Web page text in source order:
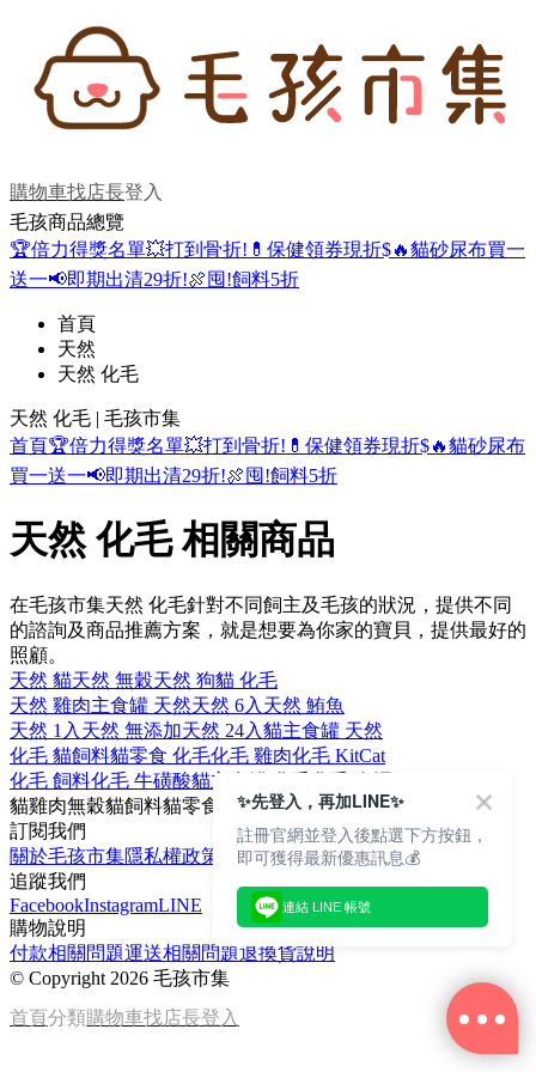
購物車找店長登入
毛孩商品總覽
🏆倍力得獎名單💥打到骨折! 💊保健領券現折$🔥貓砂尿布買一
送一📢即期出清29折!🍖囤!飼料5折
首頁
天然
天然 化毛
天然 化毛 | 毛孩市集
首頁🏆倍力得獎名單💥打到骨折! 💊保健領券現折$🔥貓砂尿布
買一送一📢即期出清29折!🍖囤!飼料5折
天然 化毛 相關商品
在毛孩市集天然 化毛針對不同飼主及毛孩的狀況，提供不同
的諮詢及商品推薦方案，就是想要為你家的寶貝，提供最好的
照顧。
天然 貓天然 無穀天然 狗貓 化毛
天然 雞肉主食罐 天然天然 6入 天然 鮪魚
天然 1入 天然 無添加天然 24入貓主食罐 天然
化毛 貓飼料貓零食 化毛化毛 雞肉化毛 KitCat
化毛 飼料化毛 牛磺酸貓主食罐 化毛
貓雞肉無穀貓飼料貓零食
訂閱我們
關於毛孩市集隱私權政策
文章
追蹤我們
FacebookInstagramLINE
購物說明
付款相關問題運送相關問題退換貨說明
© Copyright 2026 毛孩市集
首頁分類購物車找店長登入
✨先登入，再加LINE✨
註冊官網並登入後點選下方按鈕，
即可獲得最新優惠訊息💰
連結 LINE 帳號